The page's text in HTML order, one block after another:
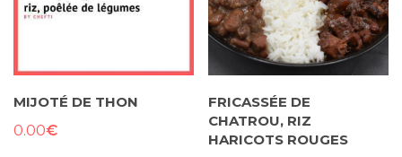
MIJOTÉ DE THON
0.00€
FRICASSÉE DE
CHATROU, RIZ
HARICOTS ROUGES